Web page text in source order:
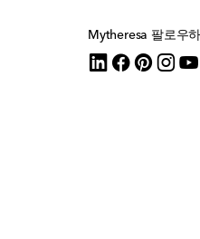
Mytheresa 팔로우하